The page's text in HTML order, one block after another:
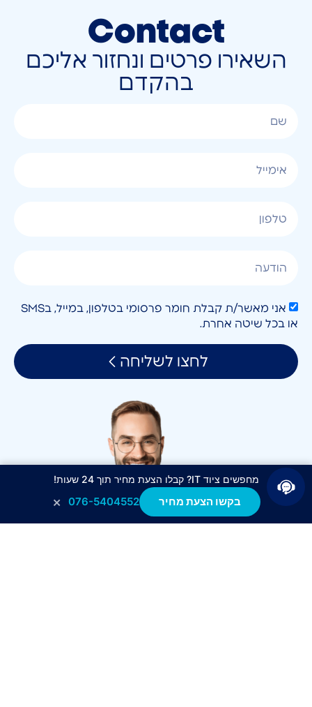
Contact
השאירו פרטים ונחזור אליכם
בהקדם
אני מאשר/ת קבלת חומר פרסומי בטלפון, במייל, בSMS
או בכל שיטה אחרת.
לחצו לשליחה
מחפשים ציוד IT? קבלו הצעת מחיר תוך 24 שעות!
בקשו הצעת מחיר 076-5404552
×